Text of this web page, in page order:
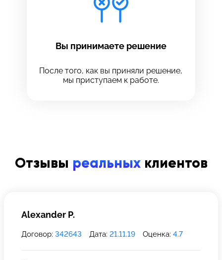
Вы принимаете решение
После того, как вы приняли решение,
мы приступаем к работе.
Отзывы реальныхклиентов
Alexander P.
Договор: 342643 Дата: 21.11.19 Оценка: 4.7